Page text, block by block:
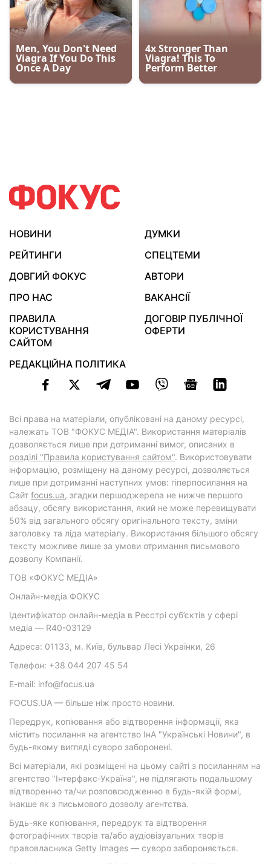
НОВИНИ
ДУМКИ
РЕЙТИНГИ
СПЕЦТЕМИ
ДОВГИЙ ФОКУС
АВТОРИ
ПРО НАС
ВАКАНСІЇ
ПРАВИЛА
КОРИСТУВАННЯ
САЙТОМ
ДОГОВІР ПУБЛІЧНОЇ
ОФЕРТИ
РЕДАКЦІЙНА ПОЛІТИКА
Всі права на матеріали, опубліковані на даному ресурсі,
належать ТОВ "ФОКУС МЕДІА". Використання матеріалів
дозволяється лише при дотриманні вимог, описаних в
розділі "Правила користування сайтом". Використовувати
інформацію, розміщену на даному ресурсі, дозволяється
лише при дотриманні наступних умов: гіперпосилання на
Cайт focus.ua, згадки першоджерела не нижче першого
абзацу, обсягу використання, який не може перевищувати
50% від загального обсягу оригінального тексту, зміни
заголовку та ліда матеріалу. Використання більшого обсягу
тексту можливе лише за умови отримання письмового
дозволу Компанії.
ТОВ «ФОКУС МЕДІА»
Онлайн-медіа ФОКУС
Ідентифікатор онлайн-медіа в Реєстрі суб’єктів у сфері
медіа — R40-03129
Адреса: 01133, м. Київ, бульвар Лесі Українки, 26
Телефон: +38 044 207 45 54
E-mail: info@focus.ua
FOCUS.UA — більше ніж просто новини.
Передрук, копіювання або відтворення інформації, яка
містить посилання на агентство ІнА "Українські Новини", в
будь-якому вигляді суворо заборонені.
Всі матеріали, які розміщені на цьому сайті з посиланням на
агентство "Інтерфакс-Україна", не підлягають подальшому
відтворенню та/чи розповсюдженню в будь-якій формі,
інакше як з письмового дозволу агентства.
Будь-яке копіювання, передрук та відтворення
фотографічних творів та/або аудіовізуальних творів
правовласника Getty Images — суворо забороняється.